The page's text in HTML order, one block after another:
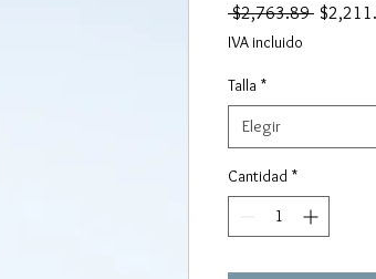
$2,763.89 Precio
IVA incluido
Talla *
Elegir
Cantidad *